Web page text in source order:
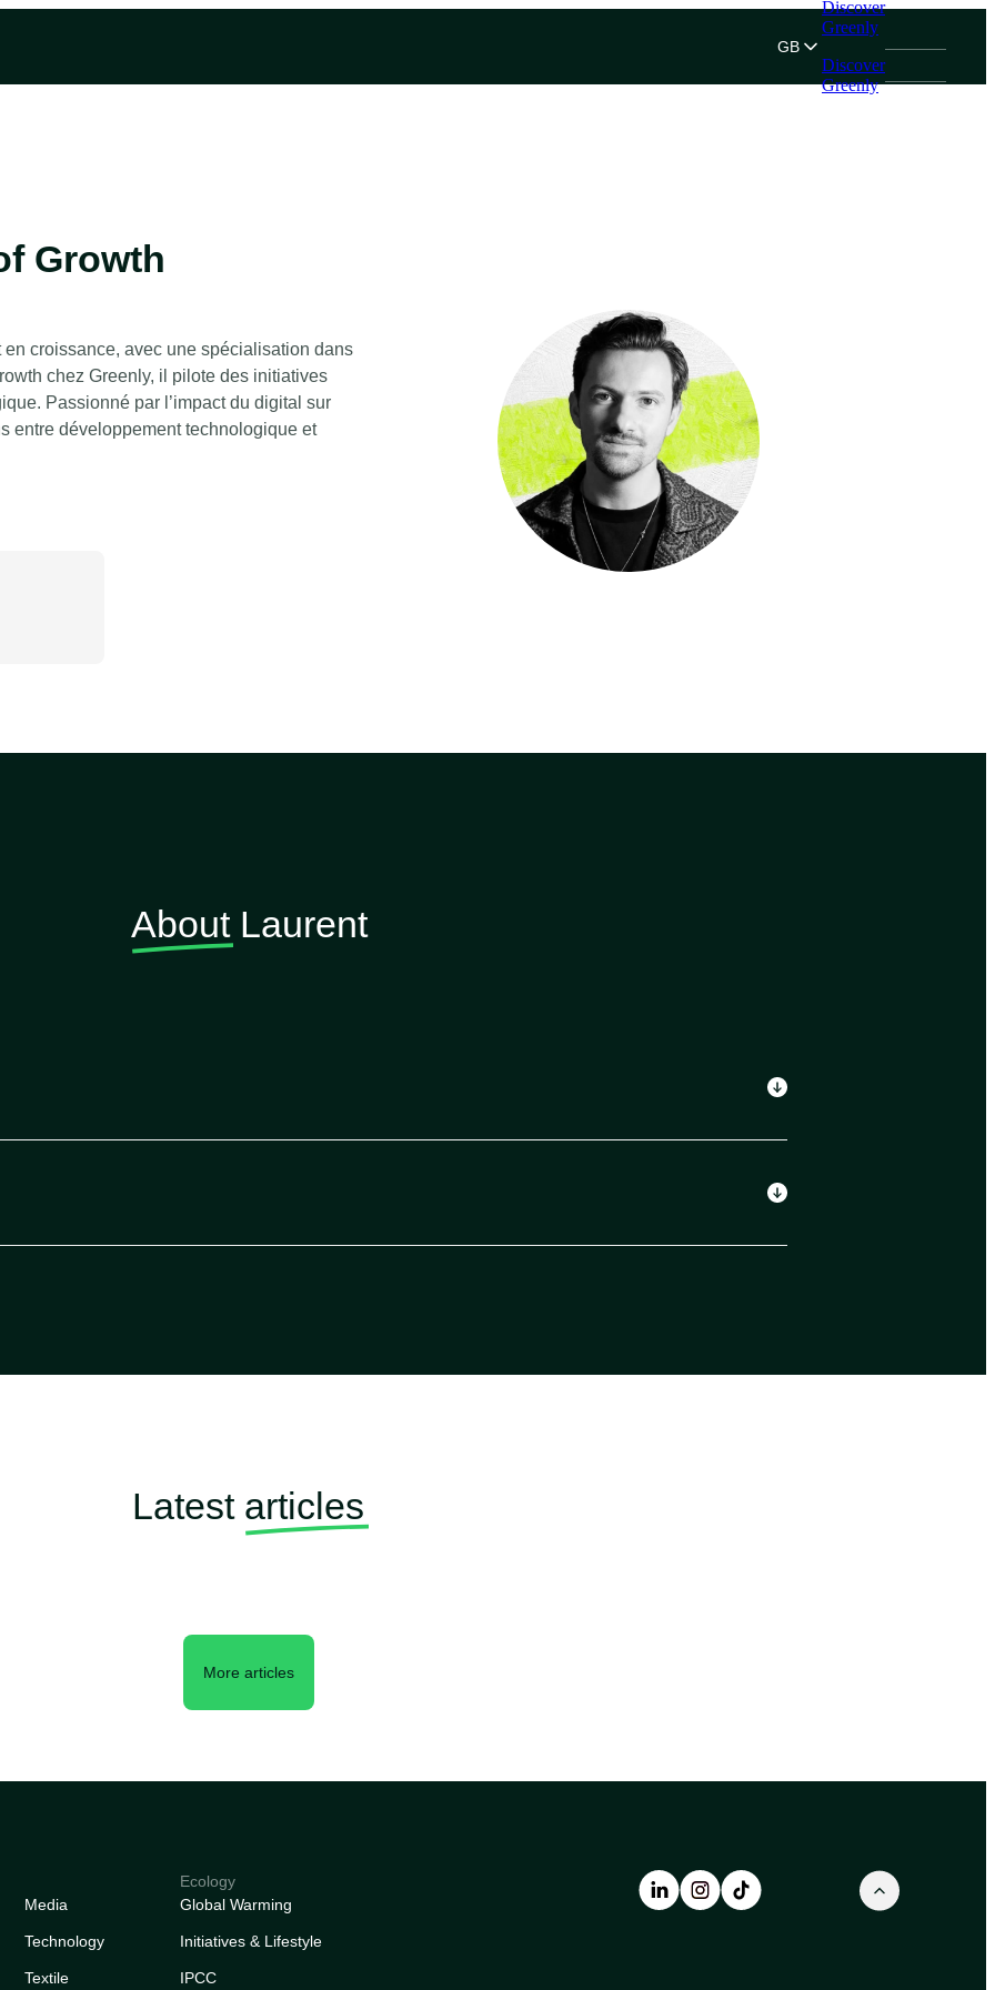
GB
Discover
Greenly
Discover
Greenly
Growth
croissance, avec une spécialisation dans
chez Greenly, il pilote des initiatives
Passionné par l’impact du digital sur
entre développement technologique et
AboutLaurent
Latest articles
More articles
Media
Technology
Textile
Ecology
Global Warming
Initiatives & Lifestyle
IPCC